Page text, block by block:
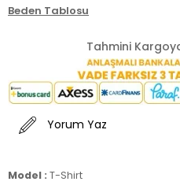
Beden Tablosu
Tahmini
Yorum Yaz
Model : T-Shirt